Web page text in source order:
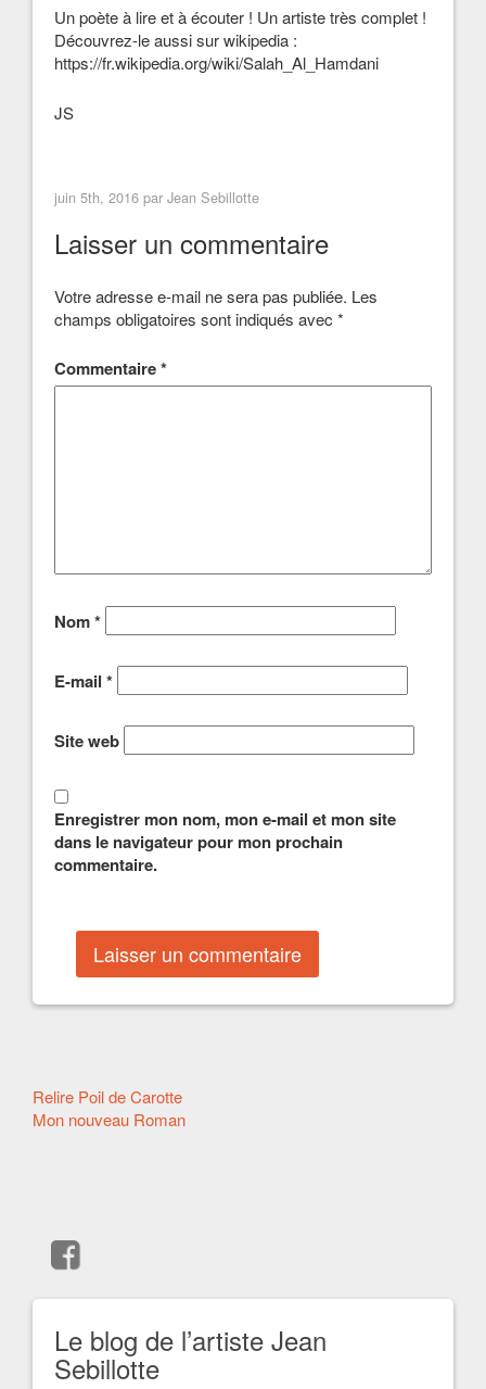
Un poète à lire et à écouter ! Un artiste très complet !
Découvrez-le aussi sur wikipedia :
https://fr.wikipedia.org/wiki/Salah_Al_Hamdani
JS
juin 5th, 2016 par Jean Sebillotte
Laisser un commentaire
Votre adresse e-mail ne sera pas publiée. Les
champs obligatoires sont indiqués avec *
Commentaire*
Nom*
E-mail *
Site web
Enregistrer mon nom, mon e-mail et mon site
dans le navigateur pour mon prochain
commentaire.
Autres
articles
Relire Poil de Carotte
Mon nouveau Roman
Le blog de l’artiste Jean
Sebillotte